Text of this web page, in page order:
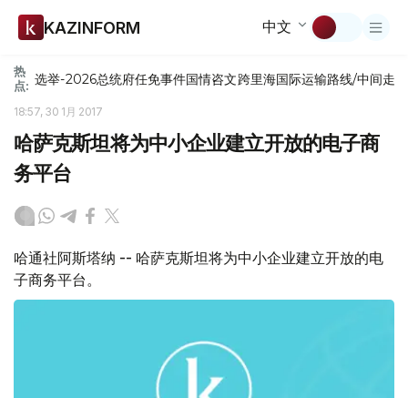
KAZINFORM 中文
热
点: 选举-2026总统府任免事件国情咨文跨里海国际运输路线/中间走廊
18:57, 30 1月 2017
哈萨克斯坦将为中小企业建立开放的电子商
务平台
哈通社阿斯塔纳 -- 哈萨克斯坦将为中小企业建立开放的电
子商务平台。